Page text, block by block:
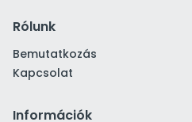
Rólunk
Bemutatkozás
Kapcsolat
Információk